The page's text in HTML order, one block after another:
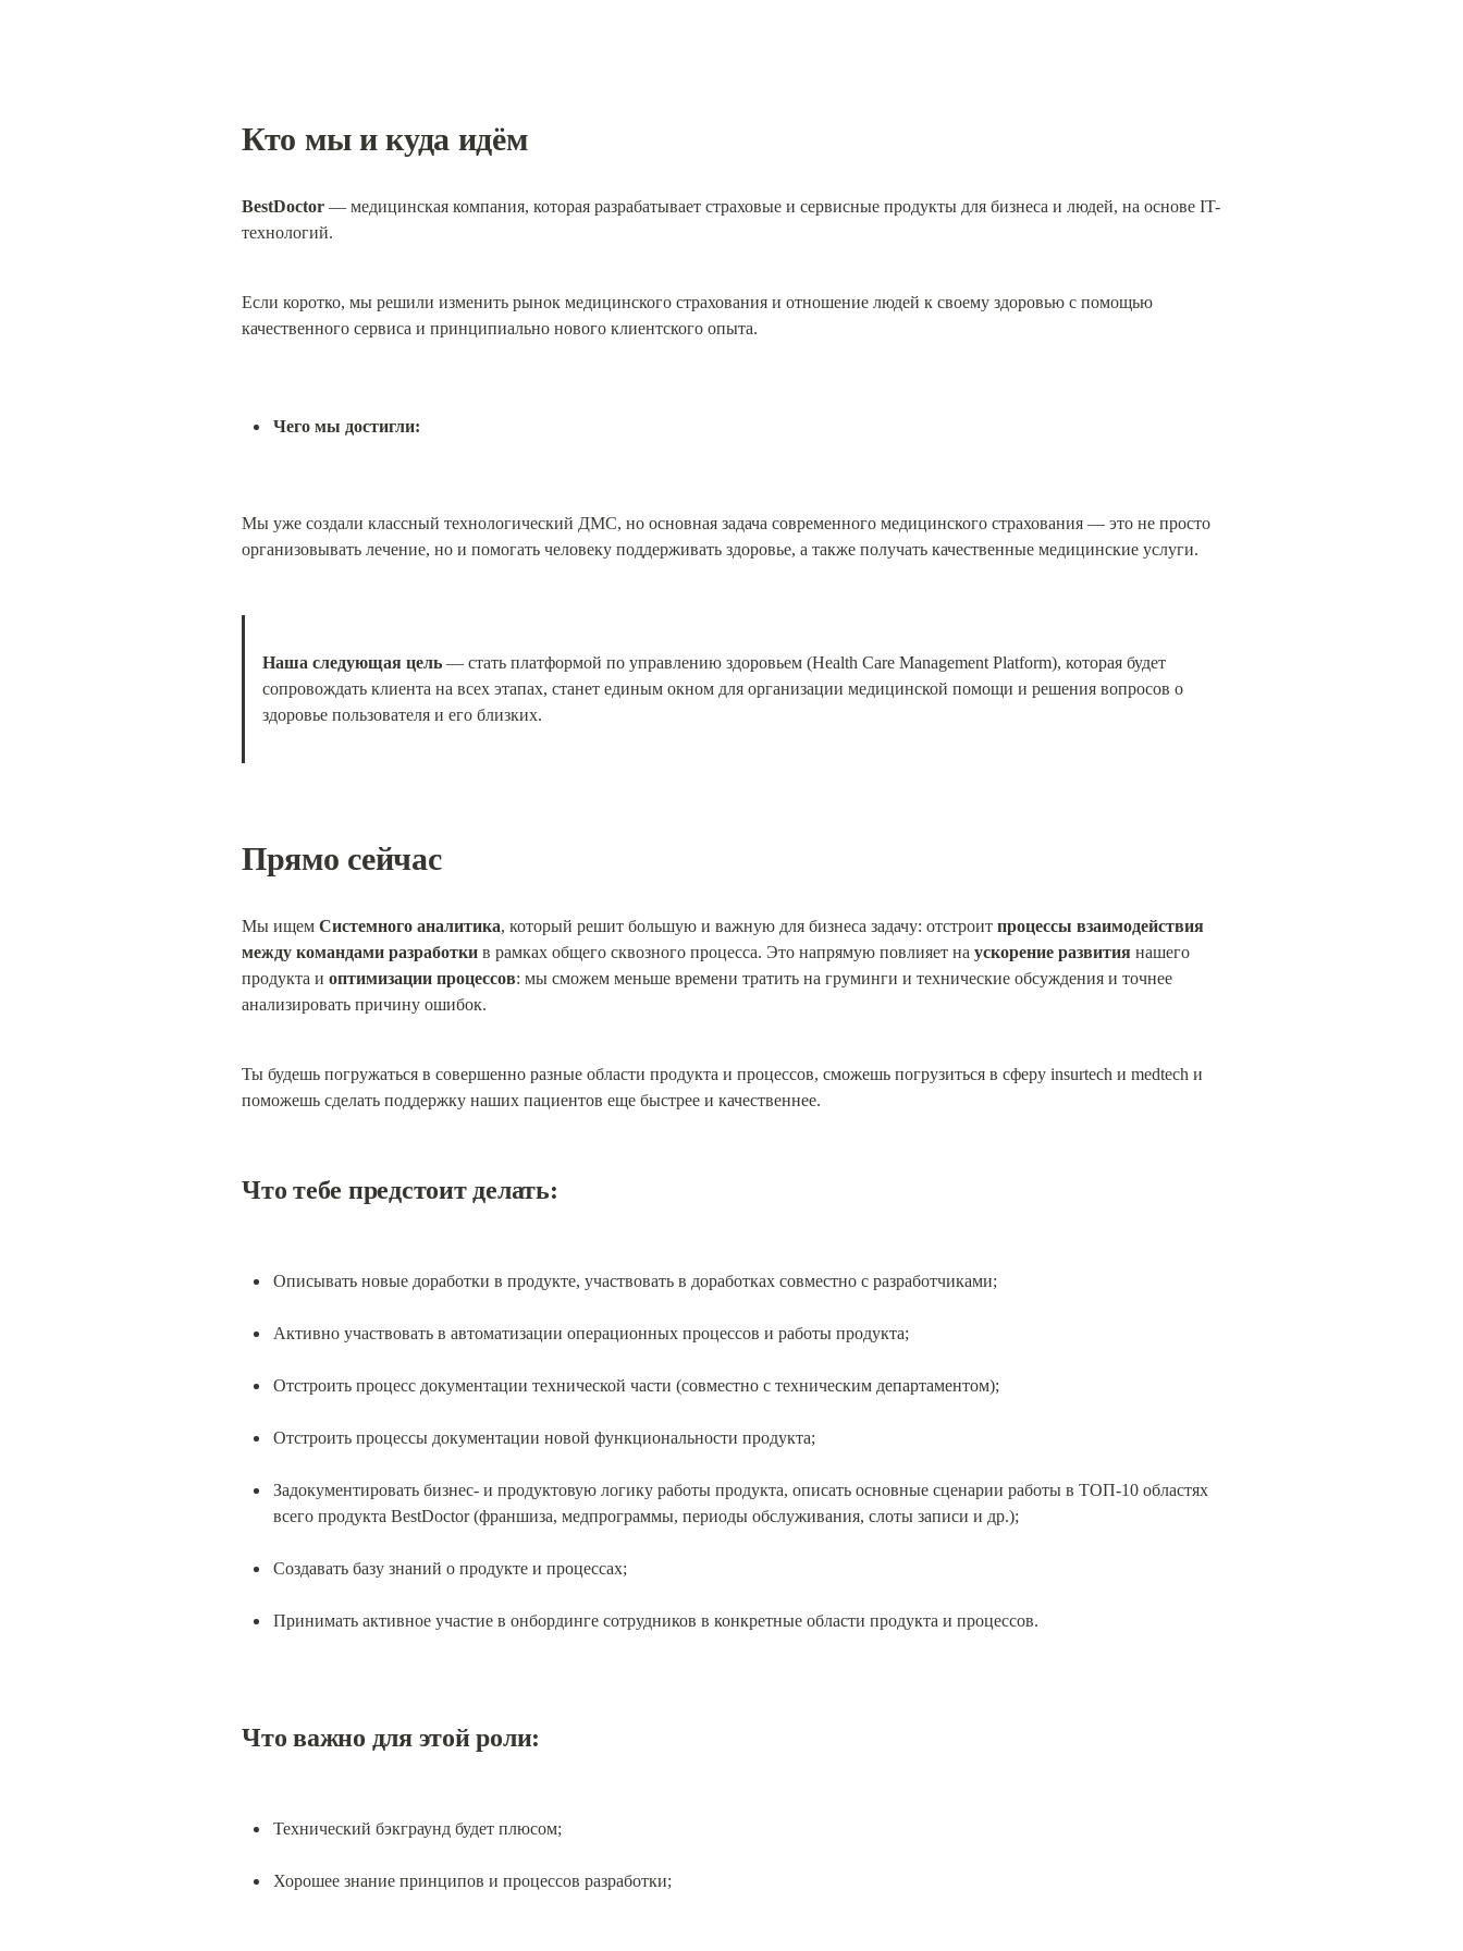
Кто мы и куда идём
BestDoctor — медицинская компания, которая разрабатывает страховые и сервисные продукты для бизнеса и людей, на основе IT-
технологий.
Если коротко, мы решили изменить рынок медицинского страхования и отношение людей к своему здоровью с помощью
качественного сервиса и принципиально нового клиентского опыта.
Чего мы достигли:
Мы уже создали классный технологический ДМС, но основная задача современного медицинского страхования — это не просто
организовывать лечение, но и помогать человеку поддерживать здоровье, а также получать качественные медицинские услуги.
Наша следующая цель — стать платформой по управлению здоровьем (Health Care Management Platform), которая будет
сопровождать клиента на всех этапах, станет единым окном для организации медицинской помощи и решения вопросов о
здоровье пользователя и его близких.
Прямо сейчас
Мы ищем Системного аналитика, который решит большую и важную для бизнеса задачу: отстроит процессы взаимодействия
между командами разработки в рамках общего сквозного процесса. Это напрямую повлияет на ускорение развития нашего
продукта и оптимизации процессов: мы сможем меньше времени тратить на груминги и технические обсуждения и точнее
анализировать причину ошибок.
Ты будешь погружаться в совершенно разные области продукта и процессов, сможешь погрузиться в сферу insurtech и medtech и
поможешь сделать поддержку наших пациентов еще быстрее и качественнее.
Что тебе предстоит делать:
Описывать новые доработки в продукте, участвовать в доработках совместно с разработчиками;
Активно участвовать в автоматизации операционных процессов и работы продукта;
Отстроить процесс документации технической части (совместно с техническим департаментом);
Отстроить процессы документации новой функциональности продукта;
Задокументировать бизнес- и продуктовую логику работы продукта, описать основные сценарии работы в ТОП-10 областях
всего продукта BestDoctor (франшиза, медпрограммы, периоды обслуживания, слоты записи и др.);
Создавать базу знаний о продукте и процессах;
Принимать активное участие в онбординге сотрудников в конкретные области продукта и процессов.
Что важно для этой роли:
Технический бэкграунд будет плюсом;
Хорошее знание принципов и процессов разработки;